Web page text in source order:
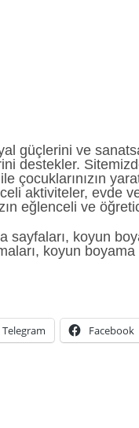
güçlerini ve
destekler.
aktiviteler, evde
eğlenceli ve
sayfaları, koyun
koyun
Telegram Facebook